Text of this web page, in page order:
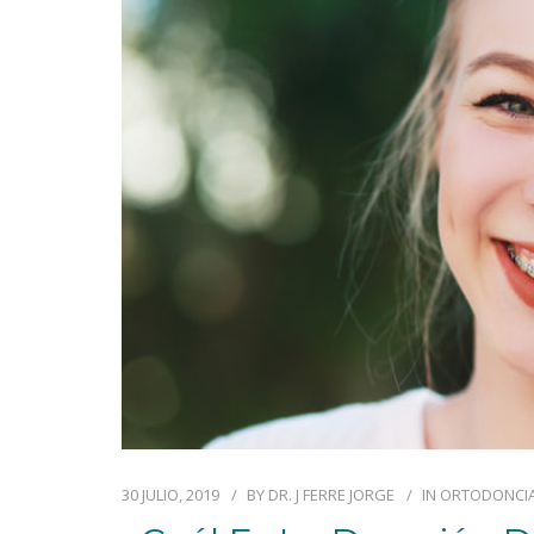
30 JULIO, 2019 BY DR. J FERRE JORGE IN